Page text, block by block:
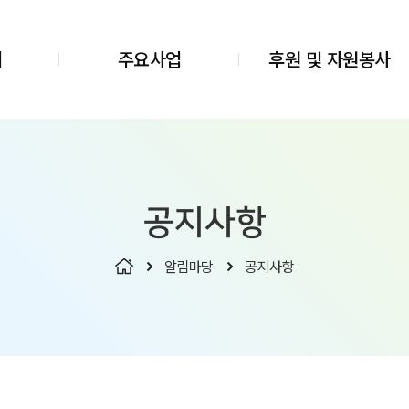
주요사업 후원 및 자원봉사
공지사항
알림마당 공지사항